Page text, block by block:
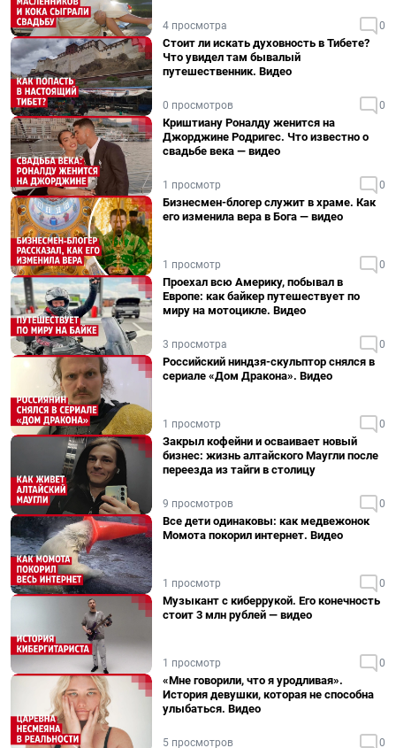
4 просмотра 0
Стоит ли искать духовность в Тибете?
Что увидел там бывалый
путешественник. Видео
0 просмотров 0
Криштиану Роналду женится на
Джорджине Родригес. Что известно о
свадьбе века — видео
1 просмотр 0
Бизнесмен-блогер служит в храме. Как
его изменила вера в Бога — видео
1 просмотр 0
Проехал всю Америку, побывал в
Европе: как байкер путешествует по
миру на мотоцикле. Видео
3 просмотра 0
Российский ниндзя-скульптор снялся в
сериале «Дом Дракона». Видео
1 просмотр 0
Закрыл кофейни и осваивает новый
бизнес: жизнь алтайского Маугли после
переезда из тайги в столицу
9 просмотров 0
Все дети одинаковы: как медвежонок
Момота покорил интернет. Видео
1 просмотр 0
Музыкант с киберрукой. Его конечность
стоит 3 млн рублей — видео
1 просмотр 0
«Мне говорили, что я уродливая».
История девушки, которая не способна
улыбаться. Видео
5 просмотров 0